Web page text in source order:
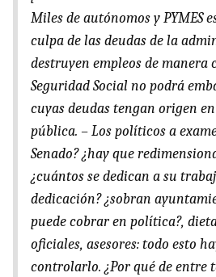
Miles de autónomos y PYMES
culpa de las deudas de la
destruyen empleos de manera
Seguridad Social no podrá
cuyas deudas tengan origen
pública. – Los políticos a
Senado? ¿hay que
¿cuántos se dedican a su
dedicación? ¿sobran
puede cobrar en política?,
oficiales, asesores: todo esto
controlarlo. ¿Por qué de entre